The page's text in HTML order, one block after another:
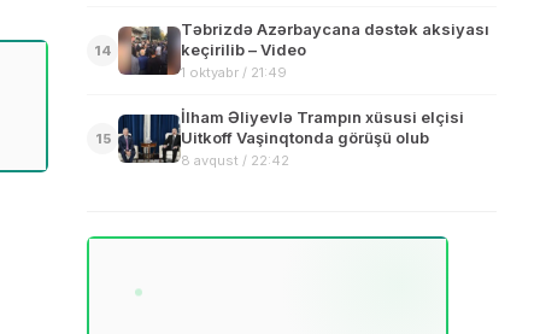
14
Təbrizdə Azərbaycana dəstək aksiyası
keçirilib – Video
1 oktyabr / 21:49
15
İlham Əliyevlə Trampın xüsusi elçisi
Uitkoff Vaşinqtonda görüşü olub
8 avqust / 22:42